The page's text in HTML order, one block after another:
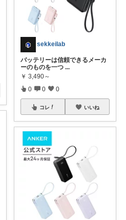
sekkeilab
バッテリーは信頼できるメーカ
ーのものを一つ ...
￥ 3,490～
0 0 0
コレ いいね